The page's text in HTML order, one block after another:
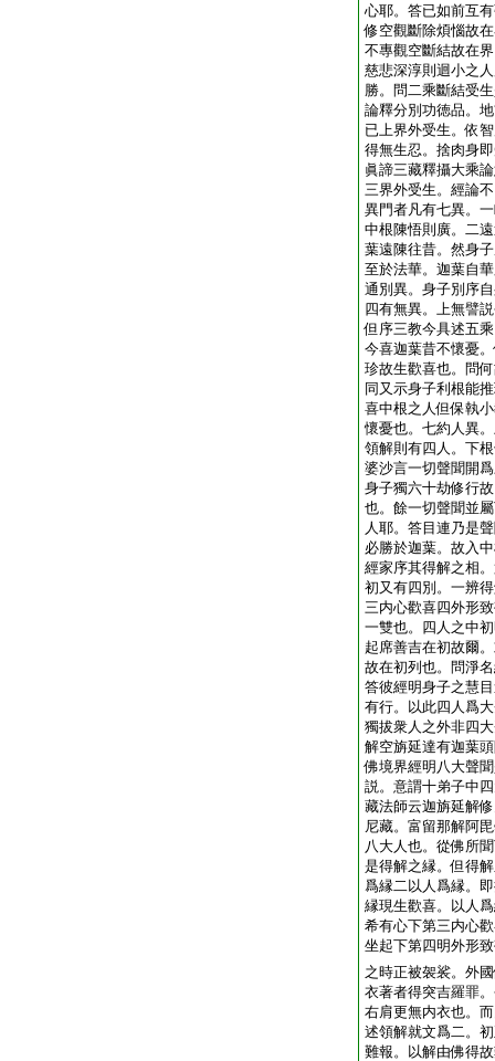
心耶。答已如前互
修空觀斷除煩惱故
不專觀空斷結故在
慈悲深淳則迴小之
勝。問二乘斷結受
論釋分別功徳品。
已上界外受生。依
得無生忍。捨肉身
眞諦三藏釋攝大乘
三界外受生。經論
異門者凡有七異。
中根陳悟則廣。二
葉遠陳往昔。然身
至於法華。迦葉自
通別異。身子別序
四有無異。上無譬
但序三教今具述五
今喜迦葉昔不懷憂
珍故生歡喜也。問
同又示身子利根能
喜中根之人但保執
懷憂也。七約人異
領解則有四人。下
婆沙言一切聲聞開
身子獨六十劫修行
也。餘一切聲聞並
人耶。答目連乃是
必勝於迦葉。故入
經家序其得解之相
初又有四別。一辨
三内心歡喜四外形
一雙也。四人之中
起席善吉在初故爾
故在初列也。問淨
答彼經明身子之慧
有行。以此四人爲
獨拔衆人之外非四
解空旃延達有迦葉
佛境界經明八大聲
説。意謂十弟子中
藏法師云迦旃延解
尼藏。富留那解阿
八大人也。從佛所
是得解之縁。但得
爲縁二以人爲縁。
縁現生歡喜。以人
希有心下第三内心
坐起下第四明外形
之時正被袈裟。外
衣著者得突吉羅罪
右肩更無内衣也。
述領解就文爲二。
難報。以解由佛得